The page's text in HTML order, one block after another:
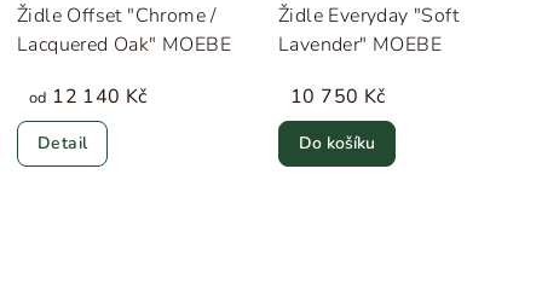
Židle Offset "Chrome /
Lacquered Oak" MOEBE
od 12 140 Kč
Detail
Židle Everyday "Soft
Lavender" MOEBE
10 750 Kč
Do košíku